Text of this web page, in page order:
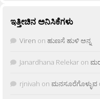
ಇತ್ತೀಚಿನ ಅನಿಸಿಕೆಗಳು
Viren on ಹುಣಸೆ ಹುಳಿ ಅನ್ನ
Janardhana Relekar on
rjnivah on ಮನಸೂರೆಗೊಳ್ಳುವ